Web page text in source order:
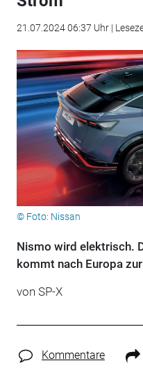
21.07.2024 06:37 Uhr |
© Foto: Nissan
Nismo wird elektrisch.
kommt nach Europa
von SP-X
Kommentare